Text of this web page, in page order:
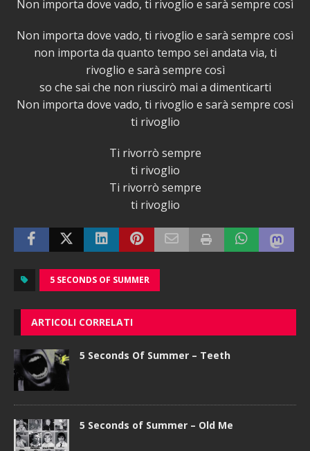
Non importa dove vado, ti rivoglio e sarà sempre così
Non importa dove vado, ti rivoglio e sarà sempre così
non importa da quanto tempo sei andata via, ti
rivoglio e sarà sempre così
so che sai che non riuscirò mai a dimenticarti
Non importa dove vado, ti rivoglio e sarà sempre così
ti rivoglio
Ti rivorrò sempre
ti rivoglio
Ti rivorrò sempre
ti rivoglio
5 SECONDS OF SUMMER
ARTICOLI CORRELATI
5 Seconds Of Summer – Teeth
5 Seconds of Summer – Old Me